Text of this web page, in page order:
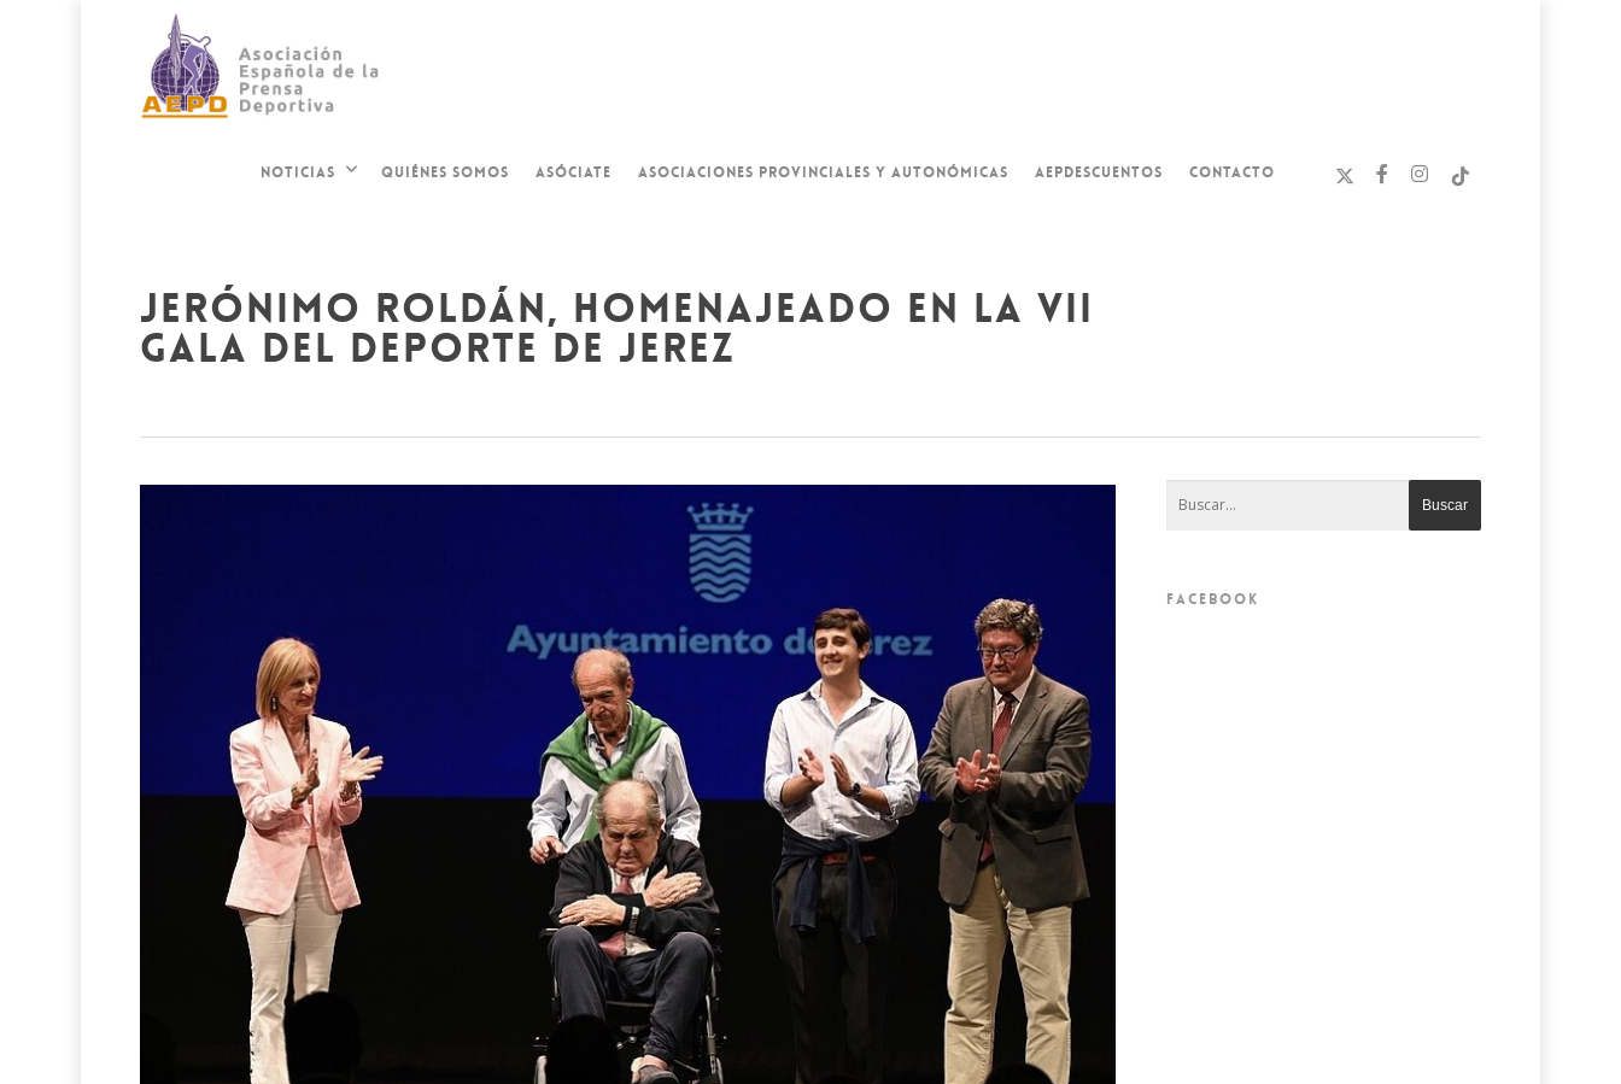
NOTICIAS QUIÉNES SOMOS ASÓCIATE ASOCIACIONES PROVINCIALES Y AUTONÓMICAS AEPDESCUENTOS CONTACTO
jerónimo roldán, homenajeado en la vii
gala del deporte de jerez
FACEBOOK